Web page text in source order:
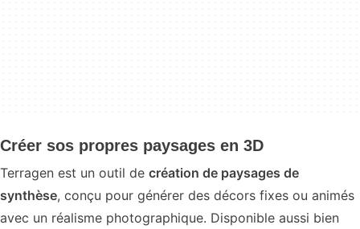
Créer sos propres paysages en 3D
Terragen est un outil de création de paysages de
synthèse, conçu pour générer des décors fixes ou animés
avec un réalisme photographique. Disponible aussi bien